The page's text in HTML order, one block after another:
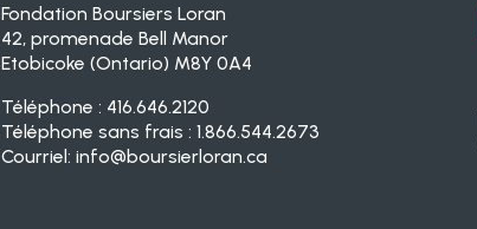
Fondation Boursiers Loran
42, promenade Bell Manor
Etobicoke (Ontario) M8Y 0A4
Téléphone : 416.646.2120
Téléphone sans frais : 1.866.544.2673
Courriel: info@boursierloran.ca